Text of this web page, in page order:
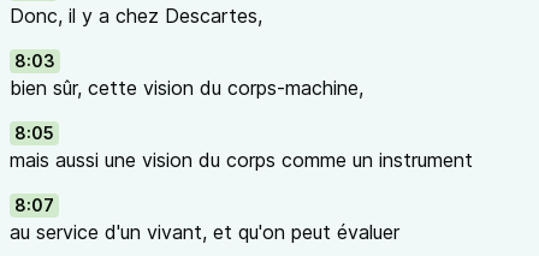
Donc, il y a chez Descartes,
8:03
bien sûr, cette vision du corps-machine,
8:05
mais aussi une vision du corps comme un instrument
8:07
au service d'un vivant, et qu'on peut évaluer